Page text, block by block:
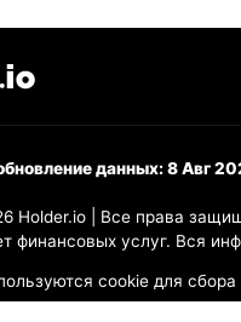
данных: 8 Авг
Holder.io | Все права
финансовых услуг. Вся
cookie для